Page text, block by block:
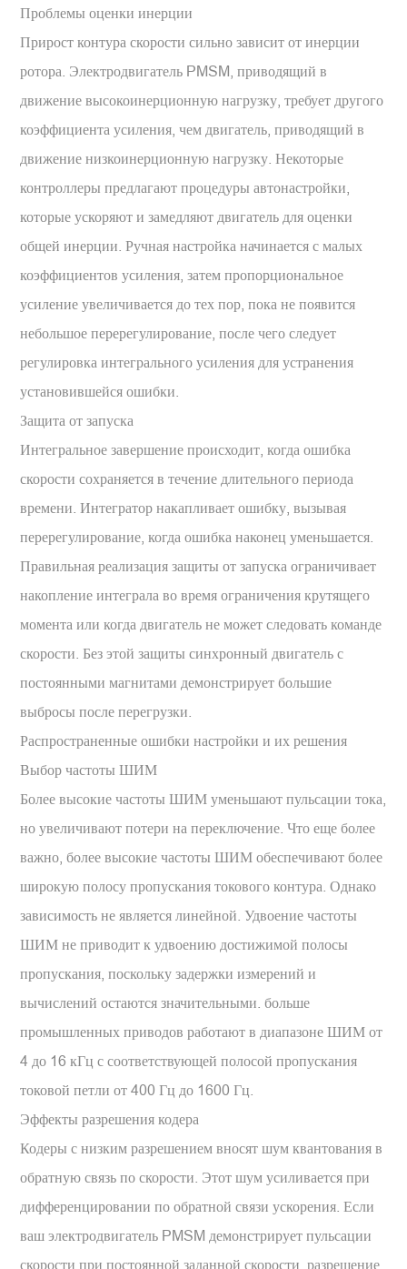
Проблемы оценки инерции
Прирост контура скорости сильно зависит от инерции
ротора. Электродвигатель PMSM, приводящий в
движение высокоинерционную нагрузку, требует другого
коэффициента усиления, чем двигатель, приводящий в
движение низкоинерционную нагрузку. Некоторые
контроллеры предлагают процедуры автонастройки,
которые ускоряют и замедляют двигатель для оценки
общей инерции. Ручная настройка начинается с малых
коэффициентов усиления, затем пропорциональное
усиление увеличивается до тех пор, пока не появится
небольшое перерегулирование, после чего следует
регулировка интегрального усиления для устранения
установившейся ошибки.
Защита от запуска
Интегральное завершение происходит, когда ошибка
скорости сохраняется в течение длительного периода
времени. Интегратор накапливает ошибку, вызывая
перерегулирование, когда ошибка наконец уменьшается.
Правильная реализация защиты от запуска ограничивает
накопление интеграла во время ограничения крутящего
момента или когда двигатель не может следовать команде
скорости. Без этой защиты синхронный двигатель с
постоянными магнитами демонстрирует большие
выбросы после перегрузки.
Распространенные ошибки настройки и их решения
Выбор частоты ШИМ
Более высокие частоты ШИМ уменьшают пульсации тока,
но увеличивают потери на переключение. Что еще более
важно, более высокие частоты ШИМ обеспечивают более
широкую полосу пропускания токового контура. Однако
зависимость не является линейной. Удвоение частоты
ШИМ не приводит к удвоению достижимой полосы
пропускания, поскольку задержки измерений и
вычислений остаются значительными. больше
промышленных приводов работают в диапазоне ШИМ от
4 до 16 кГц с соответствующей полосой пропускания
токовой петли от 400 Гц до 1600 Гц.
Эффекты разрешения кодера
Кодеры с низким разрешением вносят шум квантования в
обратную связь по скорости. Этот шум усиливается при
дифференцировании по обратной связи ускорения. Если
ваш электродвигатель PMSM демонстрирует пульсации
скорости при постоянной заданной скорости, разрешение